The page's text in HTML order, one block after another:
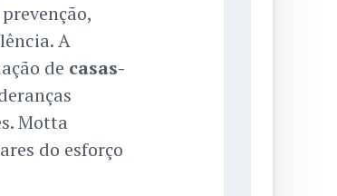
A
de casas-
Motta
do esforço